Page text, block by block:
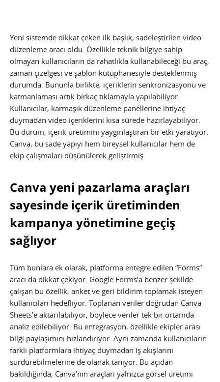
Yeni sistemde dikkat çeken ilk başlık, sadeleştirilen video
düzenleme aracı oldu. Özellikle teknik bilgiye sahip
olmayan kullanıcıların da rahatlıkla kullanabileceği bu araç,
zaman çizelgesi ve şablon kütüphanesiyle desteklenmiş
durumda. Bununla birlikte, içeriklerin senkronizasyonu ve
katmanlaması artık birkaç tıklamayla yapılabiliyor.
Kullanıcılar, karmaşık düzenleme panellerine ihtiyaç
duymadan video içeriklerini kısa sürede hazırlayabiliyor.
Bu durum, içerik üretimini yaygınlaştıran bir etki yaratıyor.
Canva, bu sade yapıyı hem bireysel kullanıcılar hem de
ekip çalışmaları düşünülerek geliştirmiş.
Canva yeni pazarlama araçları
sayesinde içerik üretiminden
kampanya yönetimine geçiş
sağlıyor
Tüm bunlara ek olarak, platforma entegre edilen “Forms”
aracı da dikkat çekiyor. Google Forms’a benzer şekilde
çalışan bu özellik, anket ve geri bildirim toplamak isteyen
kullanıcıları hedefliyor. Toplanan veriler doğrudan Canva
Sheets’e aktarılabiliyor, böylece veriler tek bir ortamda
analiz edilebiliyor. Bu entegrasyon, özellikle ekipler arası
bilgi paylaşımını hızlandırıyor. Aynı zamanda kullanıcıların
farklı platformlara ihtiyaç duymadan iş akışlarını
sürdürebilmelerine de olanak tanıyor. Bu açıdan
bakıldığında, Canva’nın araçları yalnızca görsel üretimi